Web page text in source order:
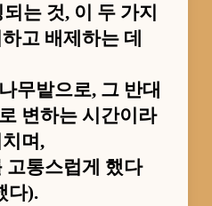
는 것, 이 두 가지
고 배제하는 데
무밭으로, 그 반대
변하는 시간이라
며,
고통스럽게 했다
다).